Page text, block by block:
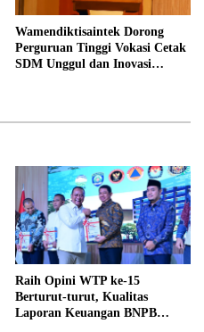
Wamendiktisaintek Dorong
Perguruan Tinggi Vokasi Cetak
SDM Unggul dan Inovasi
Raih Opini WTP ke-15
Berturut-turut, Kualitas
Laporan Keuangan BNPB